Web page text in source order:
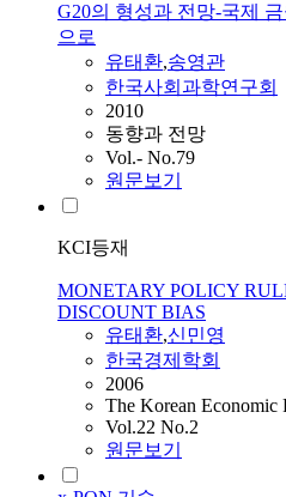
G20의 형성과 전망-국제
으로
유태환,송영관
한국사회과학연구회
2010
동향과 전망
Vol.- No.79
원문보기
KCI등재
MONETARY POLICY
DISCOUNT BIAS
유태환,신민영
한국경제학회
2006
The Korean Economic
Vol.22 No.2
원문보기